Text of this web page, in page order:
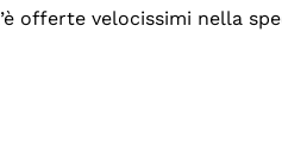
offerte velocissimi nella